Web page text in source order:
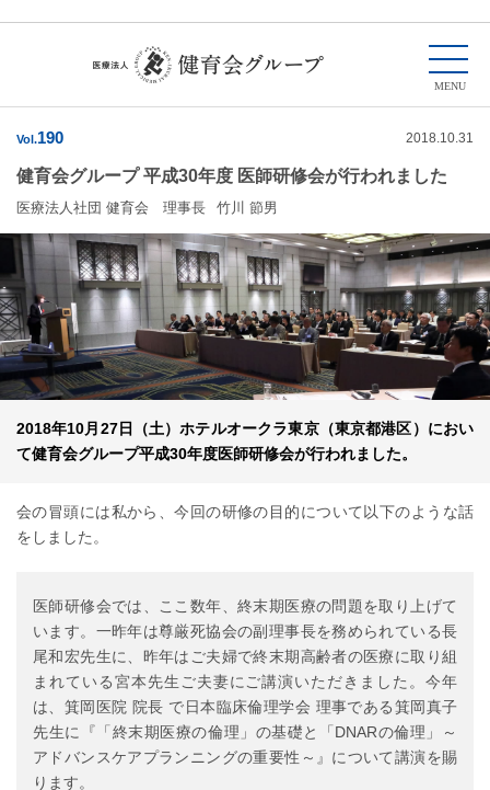
Vol.190
健育会グループ 平成30年度 医師研修会が行われました
2018.10.31
医療法人社団 健育会 理事長 竹川 節男
2018年10月27日（土）ホテルオークラ東京（東京都港区）におい
て健育会グループ平成30年度医師研修会が行われました。
会の冒頭には私から、今回の研修の目的について以下のような話
をしました。
医師研修会では、ここ数年、終末期医療の問題を取り上げて
います。一昨年は尊厳死協会の副理事長を務められている長
尾和宏先生に、昨年はご夫婦で終末期高齢者の医療に取り組
まれている宮本先生ご夫妻にご講演いただきました。今年
は、箕岡医院 院長 で日本臨床倫理学会 理事である箕岡真子
先生に『「終末期医療の倫理」の基礎と「DNARの倫理」～
アドバンスケアプランニングの重要性～』について講演を賜
ります。